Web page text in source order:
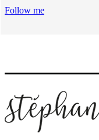
Follow me